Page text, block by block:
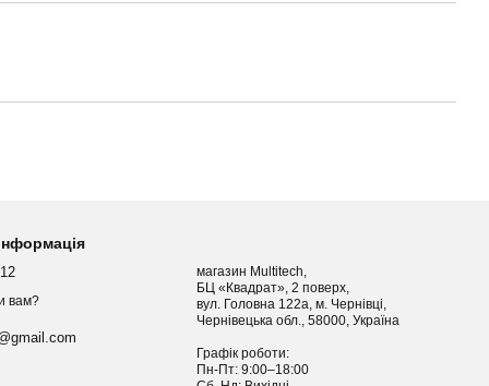
вам?
магазин Multitech,
БЦ «Квадрат», 2 поверх,
вул. Головна 122а, м. Чернівці,
Чернівецька обл., 58000, Україна
Графік роботи:
Пн-Пт: 9:00–18:00